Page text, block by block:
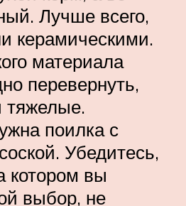
Лучше всего,
керамическими.
материала
перевернуть,
тяжелые.
поилка с
Убедитесь,
котором вы
выбор, не